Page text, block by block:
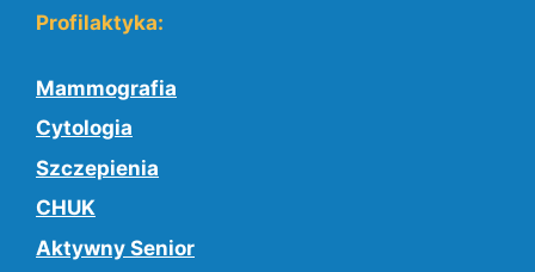
Profilaktyka:
Mammografia
Cytologia
Szczepienia
CHUK
Aktywny Senior